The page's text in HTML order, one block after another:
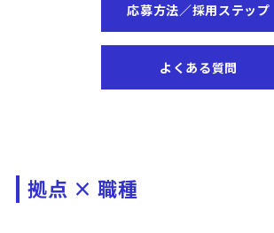
応募方法／採用ステップ
よくある質問
拠点 × 職種